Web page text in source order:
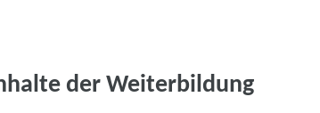
der Weiterbildung